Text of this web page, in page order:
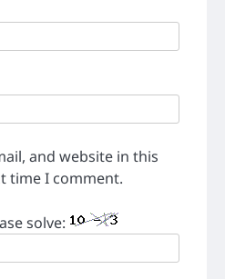
and website in this
time I comment.
solve: